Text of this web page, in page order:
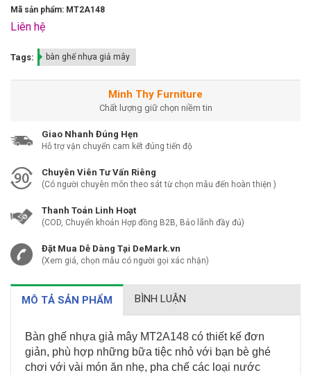
Mã sản phẩm: MT2A148
Liên hệ
Tags: bàn ghế nhựa giả mây
Minh Thy Furniture
Chất lượng giữ chọn niềm tin
Giao Nhanh Đúng Hẹn
Hỗ trợ vận chuyển cam kết đúng tiến độ
Chuyên Viên Tư Vấn Riêng
(Có người chuyên môn theo sát từ chọn mẫu đến hoàn thiện )
Thanh Toán Linh Hoạt
(COD, Chuyển khoản Hợp đồng B2B, Bảo lãnh đầy đủ)
Đặt Mua Dễ Dàng Tại DeMark.vn
(Xem giá, chọn mẫu có người gọi xác nhận)
MÔ TẢ SẢN PHẨM BÌNH LUẬN
Bàn ghế nhựa giả mây MT2A148 có thiết kế đơn
giản, phù hợp những bữa tiệc nhỏ với bạn bè ghé
chơi với vài món ăn nhẹ, pha chế các loại nước